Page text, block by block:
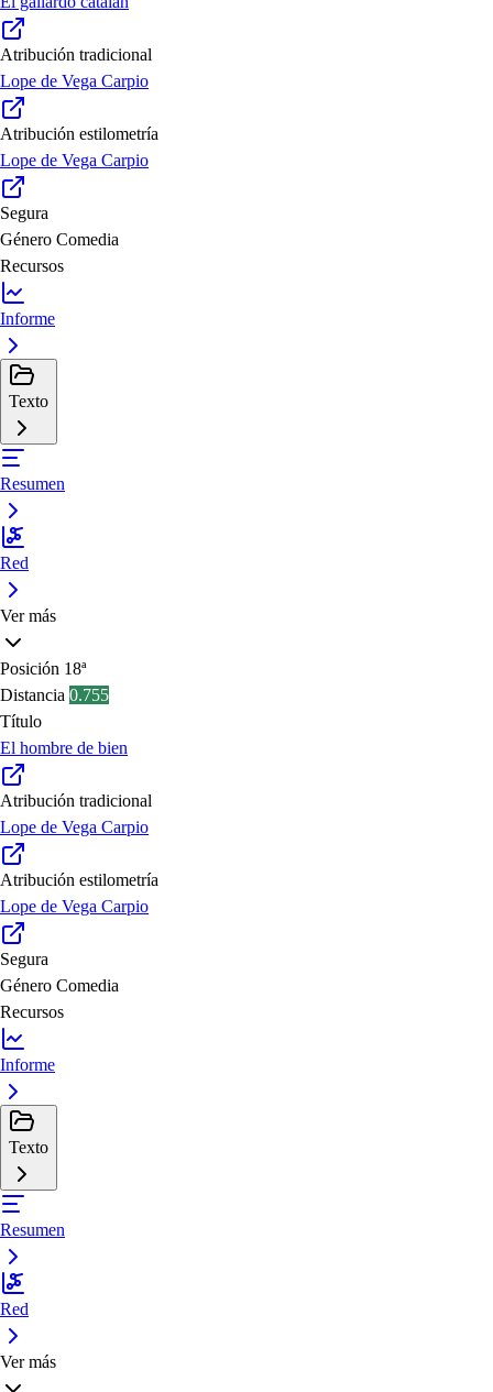
Atribución tradicional
Lope de Vega Carpio
Atribución estilometría
Lope de Vega Carpio
Segura
Género Comedia
Recursos
Informe
Texto
Resumen
Red
Ver más
Posición 18ª
Distancia 0.755
Título
El hombre de bien
Atribución tradicional
Lope de Vega Carpio
Atribución estilometría
Lope de Vega Carpio
Segura
Género Comedia
Recursos
Informe
Texto
Resumen
Red
Ver más